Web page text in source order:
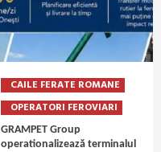
CAILE FERATE ROMANE
OPERATORI FEROVIARI
GRAMPET Group
operationalizează terminalul